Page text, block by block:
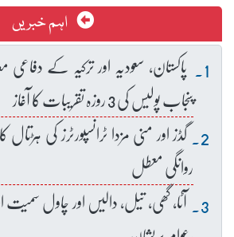
اہم خبریں
پاکستان، سعودیہ اور ترکیہ کے
پنجاب پولیس کی 3 روزہ تقریبات کا آغاز
گڈز اور منی مزدا ٹرانسپورٹرز کی
روانگی معطل
آٹا، گھی، تیل، دالیں اور چاول